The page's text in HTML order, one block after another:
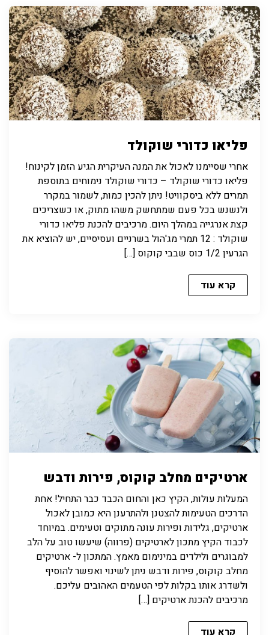
פליאו כדורי שוקולד
אחרי שסיימנו לאכול את המנה העיקרית הגיע הזמן לקינוח!
פליאו כדורי שוקולד – כדורי שוקולד נימוחים בתוספת
תמרים ללא ביסקוויט! ניתן להכין כמות, לשמור במקרר
ולנשנש בכל פעם שמתחשק משהו מתוק, או כשצריכים
קצת אנרגייה במהלך היום. מרכיבים להכנת פליאו כדורי
שוקולד : 12 תמרי מג'הול בשרניים ועסיסיים, יש להוציא את
הגרעין 1/2 כוס שבבי קוקוס […]
קרא עוד
ארטיקים מחלב קוקוס, פירות ודבש
המעלות עולות, הקיץ כאן והחום הכבד כבר התחיל! אחת
הדרכים הטעימות להצטנן ולהתרענן היא כמובן לאכול
ארטיקים, גלידות ופירות עונה מתוקים וטעימים. במיוחד
לכבוד הקיץ מתכון לארטיקים (פרווה) שיעשו טוב על הלב
למבוגרים ולילדים במינימום מאמץ. המתכון ל- ארטיקים
מחלב קוקוס, פירות ודבש ניתן לשינוי ואפשר להוסיף
ולשדרג אותו בקלות לפי הטעמים האהובים עליכם.
מרכיבים להכנת ארטיקים […]
קרא עוד